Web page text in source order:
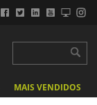
MAIS VENDIDOS